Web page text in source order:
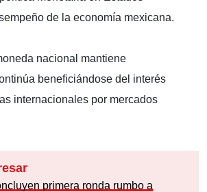
de la economía mexicana.
nacional mantiene
beneficiándose del interés
internacionales por mercados
primera ronda rumbo a